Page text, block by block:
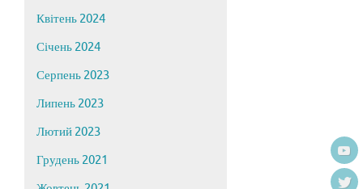
Квітень 2024
Січень 2024
Серпень 2023
Липень 2023
Лютий 2023
Грудень 2021